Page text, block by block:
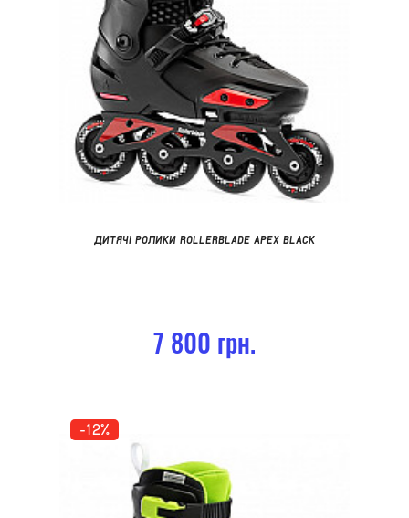
ДИТЯЧІ РОЛИКИ ROLLERBLADE APEX BLACK
7 800 грн.
-12%